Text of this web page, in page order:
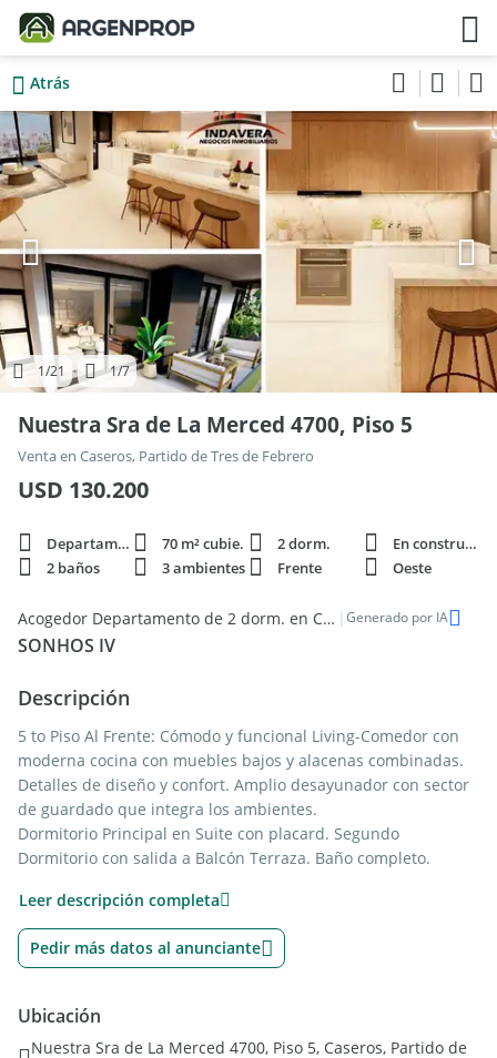
Atrás
1/21 1/7
Nuestra Sra de La Merced 4700, Piso 5
Venta en Caseros, Partido de Tres de Febrero
USD 130.200
Departamento 70 m² cubie. 2 dorm.
En construcción
2 baños
3 ambientes Frente Oeste
Acogedor Departamento de 2 dorm. en Caseros - En Venta | Generado por IA
SONHOS IV
Descripción
5 to Piso Al Frente: Cómodo y funcional Living-Comedor con
moderna cocina con muebles bajos y alacenas combinadas.
Detalles de diseño y confort. Amplio desayunador con sector
de guardado que integra los ambientes.
Dormitorio Principal en Suite con placard. Segundo
Dormitorio con salida a Balcón Terraza. Baño completo.
lavadero con mesada y espacio para lavarropas. Acceso
desde el Living-Comedor y Dormitorio. Espacioso en ancho y
profundidad, con capacidad para mobiliario exterior.
Leer descripción completa
Pedir más datos al anunciante
Ubicación
Nuestra Sra de La Merced 4700, Piso 5, Caseros, Partido de